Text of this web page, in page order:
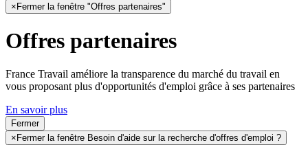
×Fermer la fenêtre "Offres partenaires"
Offres partenaires
France Travail améliore la transparence du marché du travail en
vous proposant plus d'opportunités d'emploi grâce à ses partenaires
En savoir plus
Fermer
× Fermer la fenêtre Besoin d'aide sur la recherche d'offres d'emploi ?